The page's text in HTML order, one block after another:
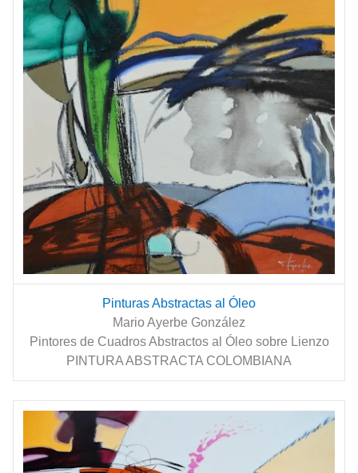
Pinturas Abstractas al Óleo
Mario Ayerbe González
Pintores de Cuadros Abstractos al Óleo sobre Lienzo
PINTURA ABSTRACTA COLOMBIANA